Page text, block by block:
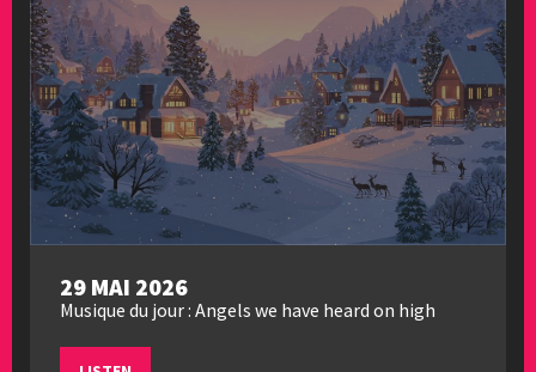
29 MAI 2026
Musique du jour : Angels we have heard on high